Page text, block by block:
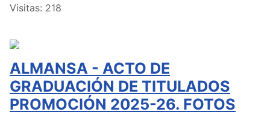
Visitas: 218
ALMANSA - ACTO DE
GRADUACIÓN DE TITULADOS
PROMOCIÓN 2025-26. FOTOS